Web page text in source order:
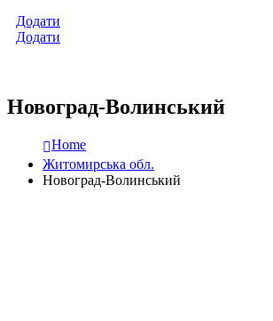
Додати
Додати
Новоград-Волинський
Home
Житомирська обл.
Новоград-Волинський